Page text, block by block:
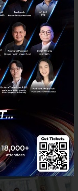
วมงานกว่า 52,000 คน
'Longevity' (สุขภาพ),